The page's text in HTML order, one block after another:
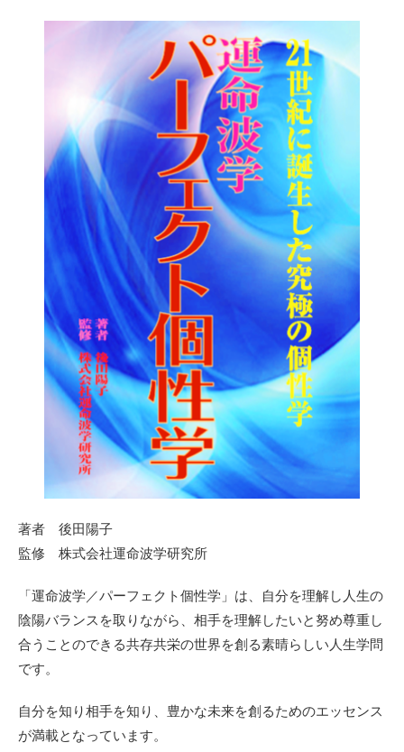
著者 後田陽子
監修 株式会社運命波学研究所
「運命波学／パーフェクト個性学」は、自分を理解し人生の
陰陽バランスを取りながら、相手を理解したいと努め尊重し
合うことのできる共存共栄の世界を創る素晴らしい人生学問
です。
自分を知り相手を知り、豊かな未来を創るためのエッセンス
が満載となっています。